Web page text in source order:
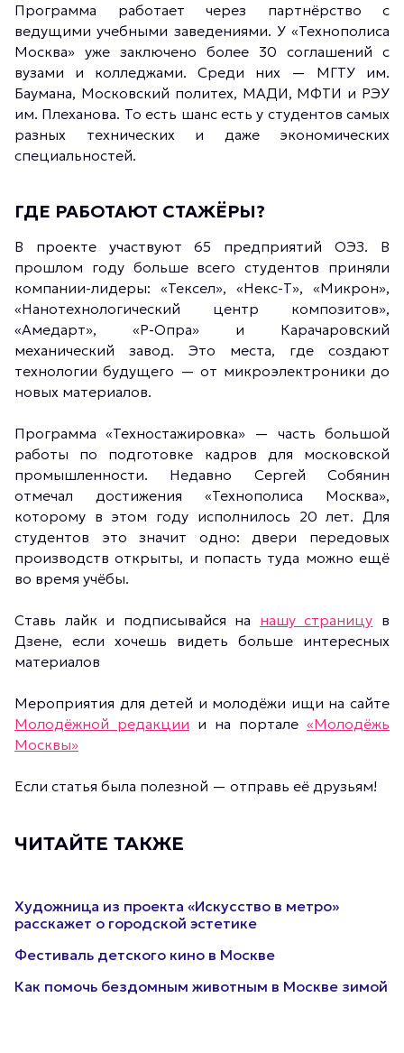
Программа работает через партнёрство с
ведущими учебными заведениями. У «Технополиса
Москва» уже заключено более 30 соглашений с
вузами и колледжами. Среди них — МГТУ им.
Баумана, Московский политех, МАДИ, МФТИ и РЭУ
им. Плеханова. То есть шанс есть у студентов самых
разных технических и даже экономических
специальностей.
ГДЕ РАБОТАЮТ СТАЖЁРЫ?
В проекте участвуют 65 предприятий ОЭЗ. В
прошлом году больше всего студентов приняли
компании-лидеры: «Тексел», «Некс-Т», «Микрон»,
«Нанотехнологический центр композитов»,
«Амедарт», «Р-Опра» и Карачаровский
механический завод. Это места, где создают
технологии будущего — от микроэлектроники до
новых материалов.
Программа «Техностажировка» — часть большой
работы по подготовке кадров для московской
промышленности. Недавно Сергей Собянин
отмечал достижения «Технополиса Москва»,
которому в этом году исполнилось 20 лет. Для
студентов это значит одно: двери передовых
производств открыты, и попасть туда можно ещё
во время учёбы.
Ставь лайк и подписывайся на нашу страницу в
Дзене, если хочешь видеть больше интересных
материалов
Мероприятия для детей и молодёжи ищи на сайте
Молодёжной редакции и на портале «Молодёжь
Москвы»
Если статья была полезной — отправь её друзьям!
ЧИТАЙТЕ ТАКЖЕ
Художница из проекта «Искусство в метро»
расскажет о городской эстетике
Фестиваль детского кино в Москве
Как помочь бездомным животным в Москве зимой